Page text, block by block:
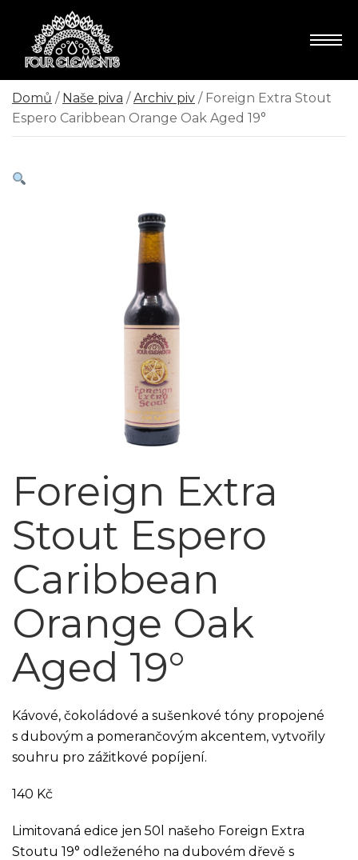
Domů / Naše piva /Archiv piv / Foreign Extra Stout
Espero Caribbean Orange Oak Aged 19°
Foreign Extra
Stout Espero
Caribbean
Orange Oak
Aged 19°
Kávové, čokoládové a sušenkové tóny propojené
s dubovým a pomerančovým akcentem, vytvořily
souhru pro zážitkové popíjení.
140 Kč
Limitovaná edice jen 50l našeho Foreign Extra
Stoutu 19° odleženého na dubovém dřevě s